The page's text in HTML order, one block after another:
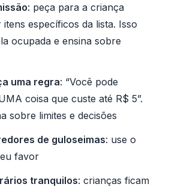
: peça para a criança
específicos da lista. Isso
ocupada e ensina sobre
uma regra: “Você pode
coisa que custe até R$ 5”.
sobre limites e decisões
de guloseimas: use o
favor
tranquilos: crianças ficam